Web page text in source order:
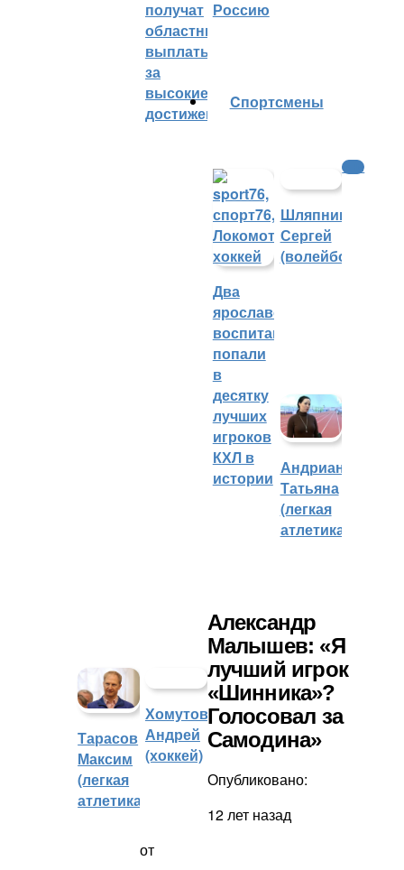
получат
областные
выплаты
за
высокие
достижения
Россию
Cпортсмены
Два
ярославских
воспитанника
попали
в
десятку
лучших
игроков
КХЛ в
истории
Шляпников
Сергей
(волейбол)
Андрианова
Татьяна
(легкая
атлетика)
Тарасов
Максим
(легкая
атлетика)
Хомутов
Андрей
(хоккей)
ФНЛ
Александр
Малышев: «Я
лучший игрок
«Шинника»?
Голосовал за
Самодина»
Опубликовано:
12 лет назад
от